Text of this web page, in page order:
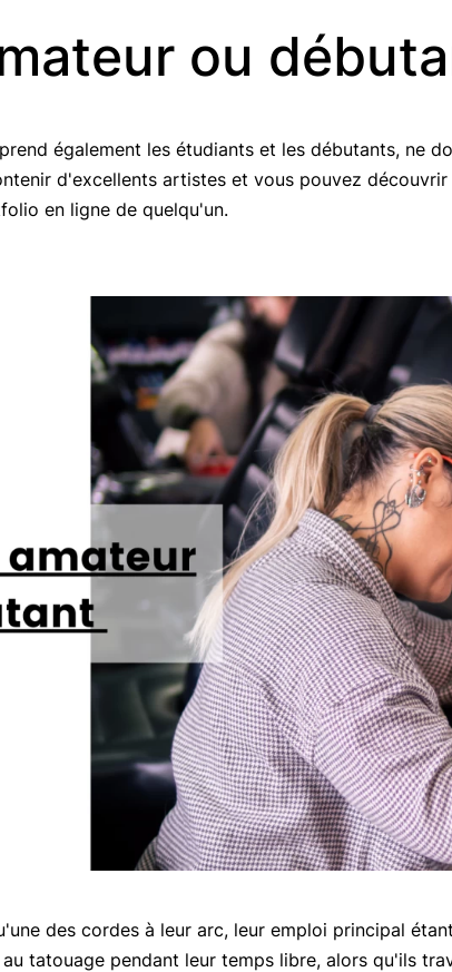
ou
également les étudiants et les débutants, ne
d'excellents artistes et vous pouvez
en ligne de quelqu'un.
des cordes à leur arc, leur emploi principal
tatouage pendant leur temps libre, alors qu'ils